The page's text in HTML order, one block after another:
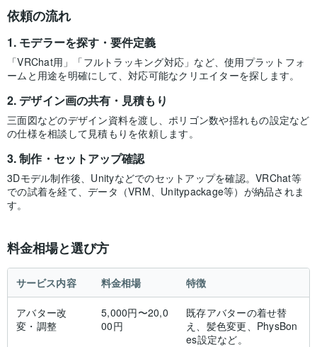
依頼の流れ
モデラーを探す・要件定義
「VRChat用」「フルトラッキング対応」など、使用プラットフォ
ームと用途を明確にして、対応可能なクリエイターを探します。
デザイン画の共有・見積もり
三面図などのデザイン資料を渡し、ポリゴン数や揺れもの設定など
の仕様を相談して見積もりを依頼します。
制作・セットアップ確認
3Dモデル制作後、Unityなどでのセットアップを確認。VRChat等
での試着を経て、データ（VRM、Unitypackage等）が納品されま
す。
料金相場と選び方
サービス内容 料金相場 特徴
アバター改
変・調整
5,000円〜20,0
00円
既存アバターの着せ替
え、髪色変更、PhysBon
es設定など。